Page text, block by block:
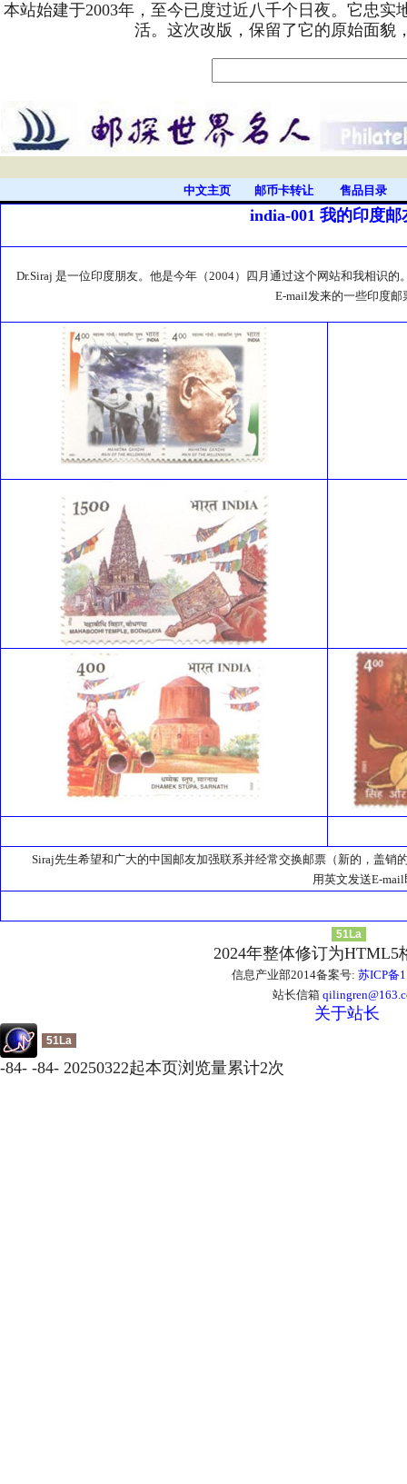
本站始建于2003年，至今已度过近八千个日夜。它忠
活。这次改版，保留了它的原始面貌
中文主页 邮币卡转让 售品目录
india-001 我的印度
Dr.Siraj 是一位印度朋友。他是今年（2004）四月通过这个网站和我相识
E-mail发来的一些印度邮
Siraj先生希望和广大的中国邮友加强联系并经常交换邮票（新的，盖销
用英文发送E-mail
51La
2024年整体修订为HTML5
信息产业部2014备案号: 苏ICP备
站长信箱
关于站长
51La
-84- -84- 20250322起本页浏览量累计2次